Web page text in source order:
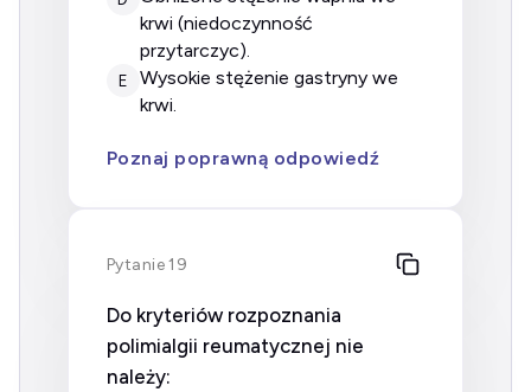
krwi (niedoczynność
przytarczyc).
E
wysokie stężenie gastryny we
krwi.
Poznaj poprawną odpowiedź
Pytanie 19
Do kryteriów rozpoznania
polimialgii reumatycznej nie
należy: